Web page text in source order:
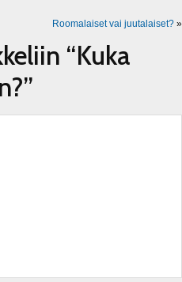
Roomalaiset vai juutalaiset? »
“Kuka